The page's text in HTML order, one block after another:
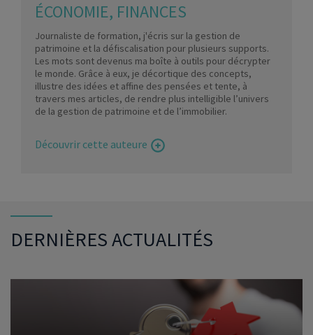
ÉCONOMIE, FINANCES
Journaliste de formation, j'écris sur la gestion de
patrimoine et la défiscalisation pour plusieurs supports.
Les mots sont devenus ma boîte à outils pour décrypter
le monde. Grâce à eux, je décortique des concepts,
illustre des idées et affine des pensées et tente, à
travers mes articles, de rendre plus intelligible l’univers
de la gestion de patrimoine et de l’immobilier.
Découvrir cette auteure
DERNIÈRES ACTUALITÉS